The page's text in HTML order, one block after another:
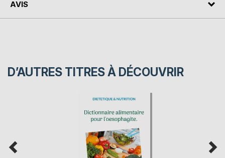
AVIS
D’AUTRES TITRES À DÉCOUVRIR